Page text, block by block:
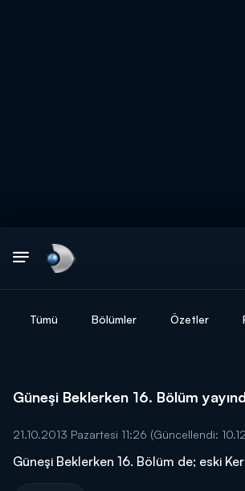
Tümü Bölümler Özetler
Güneşi Beklerken 16. Bölüm
21.10.2013 Pazartesi 11:26 (Güncellendi:
Güneşi Beklerken 16. Bölüm de; eski